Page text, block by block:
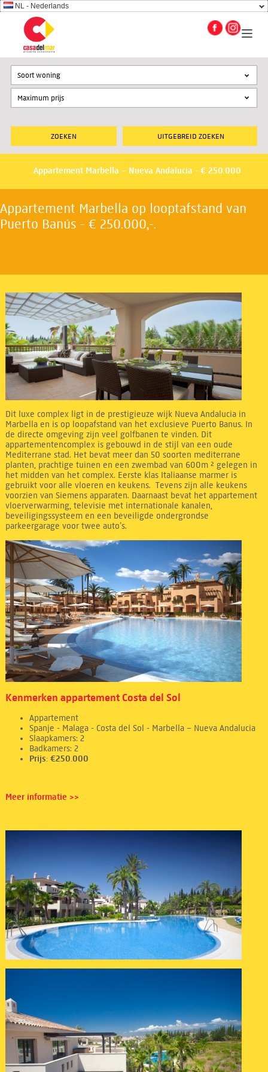
NL - Nederlands
UITGEBREID ZOEKEN
Soort woning
Appartement Marbella – Nueva Andalucia - € 250.000
Appartement Marbella op looptafstand van
Puerto Banús - € 250.000,-.
Dit luxe complex ligt in de prestigieuze wijk Nueva Andalucia in
Marbella en is op loopafstand van het exclusieve Puerto Banus. In
de directe omgeving zijn veel golfbanen te vinden. Dit
appartementencomplex is gebouwd in de stijl van een oude
Mediterrane stad. Het bevat meer dan 50 soorten mediterrane
planten, prachtige tuinen en een zwembad van 600m ² gelegen in
het midden van het complex. Eerste klas Italiaanse marmer is
gebruikt voor alle vloeren en keukens. Tevens zijn alle keukens
voorzien van Siemens apparaten. Daarnaast bevat het appartement
vloerverwarming, televisie met internationale kanalen,
beveiligingssysteem en een beveiligde ondergrondse
parkeergarage voor twee auto’s.
Kenmerken appartement Costa del Sol
Appartement
Spanje - Malaga - Costa del Sol - Marbella – Nueva Andalucia
Slaapkamers: 2
Badkamers: 2
Prijs: €250.000
Meer informatie >>